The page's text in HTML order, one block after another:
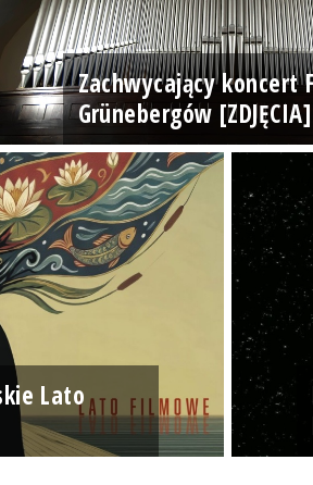
Zachwycający koncert
Grünebergów [ZDJĘCIA]
Lato